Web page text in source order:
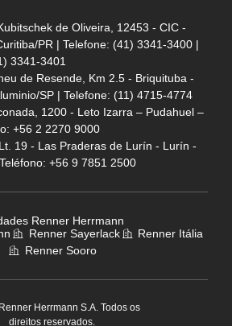
de Oliveira, 12453 - CIC -
PR | Telefone: (41) 3341-3400 |
3341-3401
de Resende, Km 2.5 - Briquituba -
SP | Telefone: (11) 4715-4774
1200 - Leto Izarra – Pudahuel –
+56 2 2270 9000
19 - Las Praderas de Lurín - Lurín -
+56 9 7851 2500
Renner Herrmann
Renner Sayerlack
Renner Itália
Renner Sooro
Herrmann S.A. Todos os
direitos reservados.